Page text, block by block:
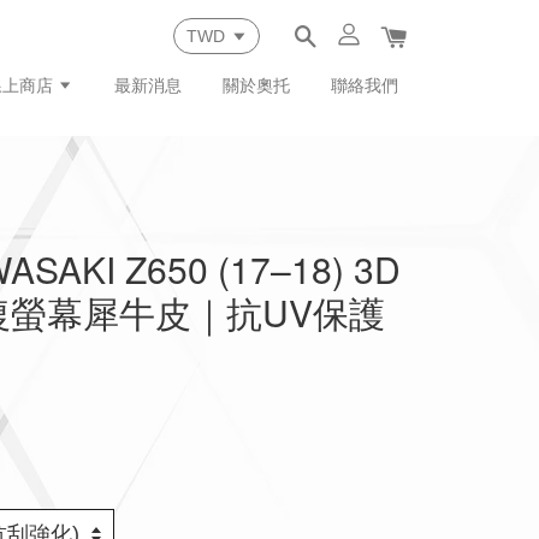
商店 最新消息 關於奧托 聯絡我們
Z650 (17–18) 3D
幕犀牛皮｜抗UV保護